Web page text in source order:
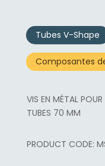
Tubes V-Shape
Composantes
VIS EN MÉTAL
TUBES 70 MM